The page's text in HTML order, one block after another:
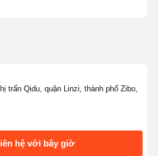
trấn Qidu, quận Linzi, thành phố Zibo,
hệ với bây giờ